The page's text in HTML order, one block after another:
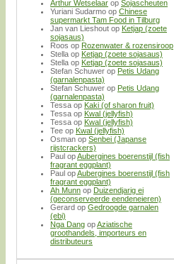
Arthur Wetselaar op Sojascheuten
Yuriani Sudarmo op Chinese
supermarkt Tam Food in Tilburg
Jan van Lieshout op Ketjap (zoete
sojasaus)
Roos op Rozenwater & rozensiroop
Stella op Ketjap (zoete sojasaus)
Stella op Ketjap (zoete sojasaus)
Stefan Schuwer op Petis Udang
(garnalenpasta)
Stefan Schuwer op Petis Udang
(garnalenpasta)
Tessa op Kaki (of sharon fruit)
Tessa op Kwal (jellyfish)
Tessa op Kwal (jellyfish)
Tee op Kwal (jellyfish)
Osman op Senbei (Japanse
rijstcrackers)
Paul opAubergines boerenstijl (fish
fragrant eggplant)
Paul opAubergines boerenstijl (fish
fragrant eggplant)
Ah Munn op Duizendjarig ei
(geconserveerde eendeneieren)
Gerard op Gedroogde garnalen
(ebi)
Nga Dang opAziatische
groothandels, importeurs en
distributeurs